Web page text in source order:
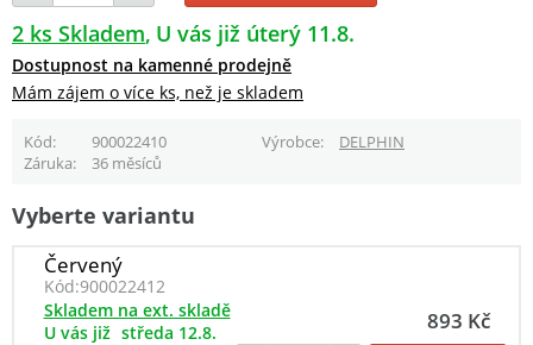
2 ks Skladem U vás již úterý 11.8.
Dostupnost na kamenné prodejně
Mám zájem o více ks, než je skladem
Kód 900022410 Výrobce
DELPHIN
Záruka
36 měsíců
Vyberte variantu
Červený
Kód:900022412
893 Kč
Skladem na ext. skladě
U vás již středa 12.8.